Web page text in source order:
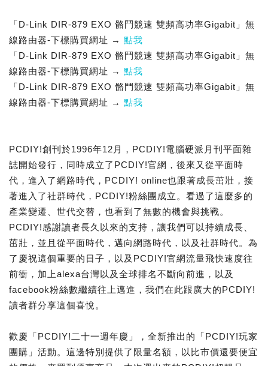
「D-Link DIR-879 EXO 骼鬥競速 雙頻高功率Gigabit」無
線路由器-下標購買網址 → 點我
「D-Link DIR-879 EXO 骼鬥競速 雙頻高功率Gigabit」無
線路由器-下標購買網址 → 點我
「D-Link DIR-879 EXO 骼鬥競速 雙頻高功率Gigabit」無
線路由器-下標購買網址 → 點我
PCDIY!創刊於1996年12月，PCDIY!電腦硬派月刊平面雜
誌開始發行，同時成立了PCDIY!官網，後來又從平面時
代，進入了網路時代，PCDIY! online也跟著成長茁壯，接
著進入了社群時代，PCDIY!粉絲團成立。看過了這麼多的
產業變遷、世代交替，也看到了無數的機會與挑戰。
PCDIY!感謝讀者長久以來的支持，讓我們可以持續成長、
茁壯，並且從平面時代，邁向網路時代，以及社群時代。為
了慶祝這個重要的日子，以及PCDIY!官網流量飛快速度往
前衝，加上alexa台灣以及全球排名不斷向前進，以及
facebook粉絲數繼續往上邁進，我們在此跟廣大的PCDIY!
讀者群分享這個喜悅。
歡慶「PCDIY!二十一週年慶」，全新推出的「PCDIY!玩家
團購」活動。這邊特別提供了限量名額，以比市價還要便宜